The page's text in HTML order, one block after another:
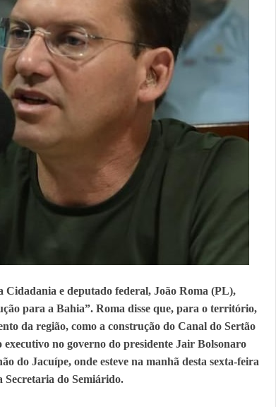
e deputado federal, João Roma (PL),
para a Bahia”. Roma disse que, para o território,
da região, como a construção do Canal do Sertão
executivo no governo do presidente Jair Bolsonaro
do Jacuípe, onde esteve na manhã desta sexta-feira
Secretaria do Semiárido.